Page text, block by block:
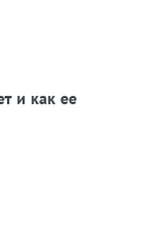
и как ее